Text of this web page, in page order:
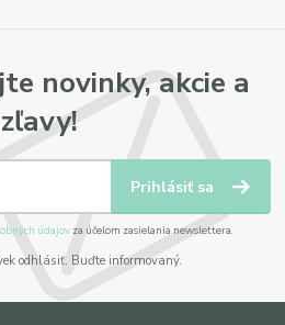
novinky, akcie a
zľavy!
Prihlásiť sa
údajov za účelom zasielania newslettera.
odhlásiť. Buďte informovaný.